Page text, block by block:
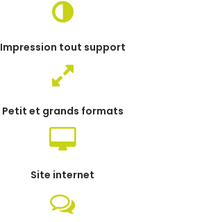
Impression tout support
Petit et grands formats
Site internet